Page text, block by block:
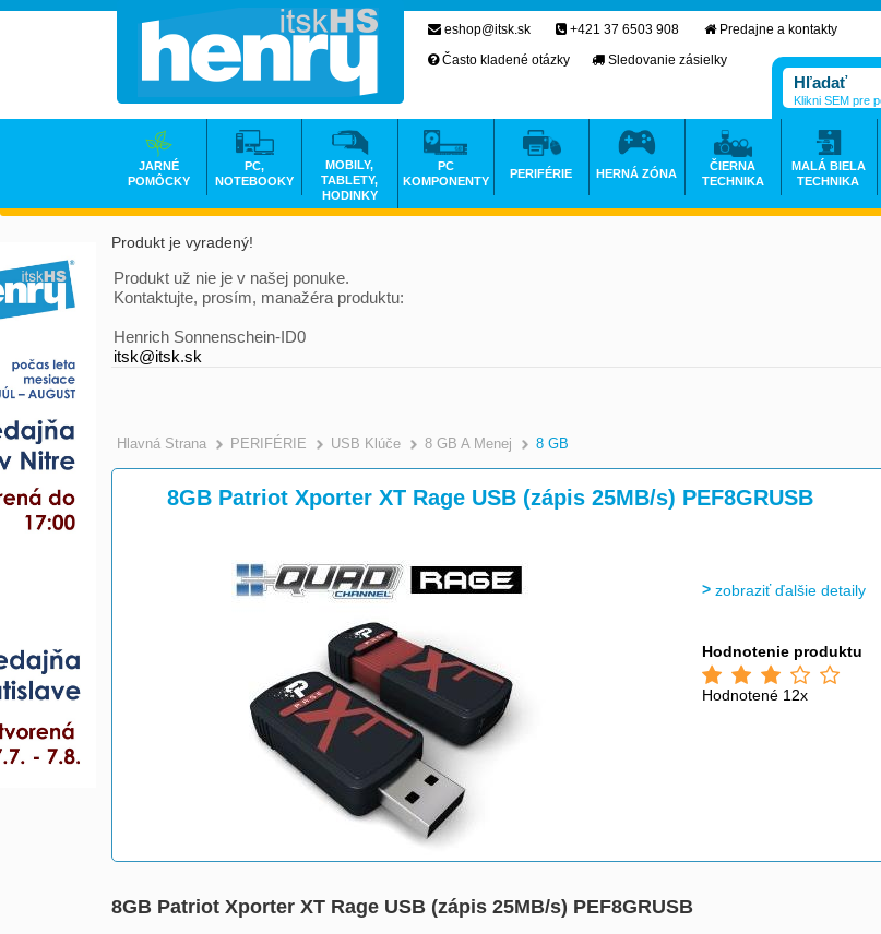
Produkt je vyradený!
Produkt už nie je v našej ponuke.
Kontaktujte, prosím, manažéra produktu:
Henrich Sonnenschein-ID0
itsk@itsk.sk
Hlavná Strana >
PERIFÉRIE >
USB Klúče >
8 GB A Menej >
8 GB
8GB Patriot Xporter XT Rage USB (zápis 25MB/s) PEF8GRUSB
zobraziť ďalšie detaily
Hodnotenie produktu
Hodnotené 12x
8GB Patriot Xporter XT Rage USB (zápis 25MB/s) PEF8GRUSB
eshop@itsk.sk +421 37 6503 908
Predajne a kontakty
Často kladené otázky
Sledovanie zásielky
Klikni SEM pre
JARNÉ
POMÔCKY
PC,
NOTEBOOKY
MOBILY,
TABLETY,
HODINKY
PC
KOMPONENTY
PERIFÉRIE HERNÁ ZÓNA
ČIERNA
TECHNIKA
MALÁ BIELA
TECHNIKA